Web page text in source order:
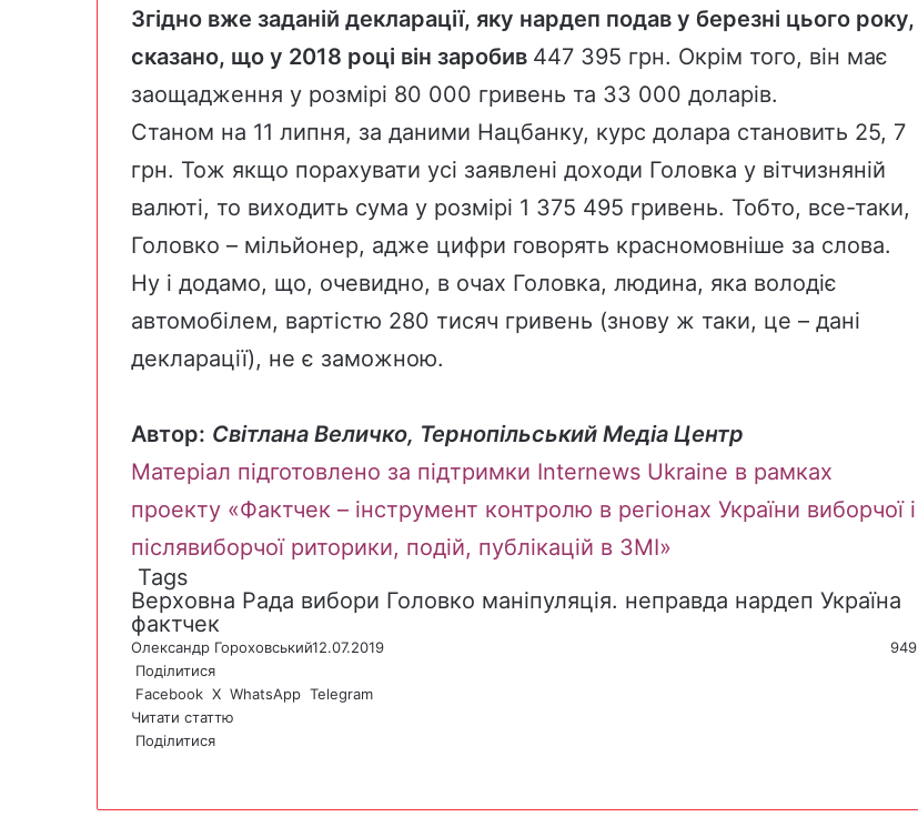
Згідно вже заданій декларації, яку нардеп подав у березні цього року,
сказано, що у 2018 році він заробив 447 395 грн. Окрім того, він має
заощадження у розмірі 80 000 гривень та 33 000 доларів.
Станом на 11 липня, за даними Нацбанку, курс долара становить 25, 7
грн. Тож якщо порахувати усі заявлені доходи Головка у вітчизняній
валюті, то виходить сума у розмірі 1 375 495 гривень. Тобто, все-таки,
Головко – мільйонер, адже цифри говорять красномовніше за слова.
Ну і додамо, що, очевидно, в очах Головка, людина, яка володіє
автомобілем, вартістю 280 тисяч гривень (знову ж таки, це – дані
декларації), не є заможною.
Автор: Світлана Величко, Тернопільський Медіа Центр
Матеріал підготовлено за підтримки Internews Ukraine в рамках
проекту «Фактчек – інструмент контролю в регіонах України виборчої і
післявиборчої риторики, подій, публікацій в ЗМІ»
Tags
Верховна Рада вибори Головко маніпуляція. неправда нардеп Україна
фактчек
Олександр Гороховський12.07.2019
949
Поділитися
Facebook X WhatsApp Telegram
Читати статтю
Поділитися
calb
i